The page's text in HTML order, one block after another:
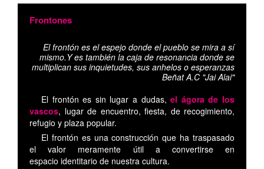
Frontones
El frontón es el espejo donde el pueblo se mira a sí
mismo.Y es también la caja de resonancia donde se
multiplican sus inquietudes, sus anhelos o esperanzas
Beñat A.C "Jai Alai"
El frontón es sin lugar a dudas,el ágora de los
vascos, lugar de encuentro, fiesta, de recogimiento,
refugio y plaza popular.
El frontón es una construcción que ha traspasado
el valor meramente útil a convertirse en
espacio identitario de nuestra cultura.